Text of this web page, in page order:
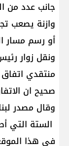
جانب عدد من
وازنة يصعب
أو رسم مسار
ونقل زوار
منتقدي اتفاق
صحيح ان
وقال مصدر
الستة التي
في هذا